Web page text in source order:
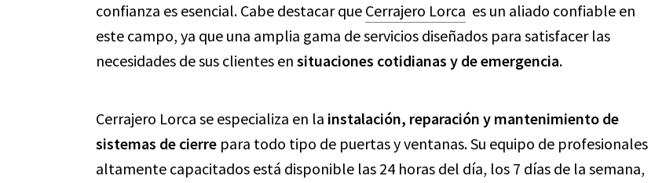
confianza es esencial. Cabe destacar que Cerrajero Lorca es un aliado confiable en
este campo, ya que una amplia gama de servicios diseñados para satisfacer las
necesidades de sus clientes en situaciones cotidianas y de emergencia.
Cerrajero Lorca se especializa en la instalación, reparación y mantenimiento de
sistemas de cierre para todo tipo de puertas y ventanas. Su equipo de profesionales
altamente capacitados está disponible las 24 horas del día, los 7 días de la semana,